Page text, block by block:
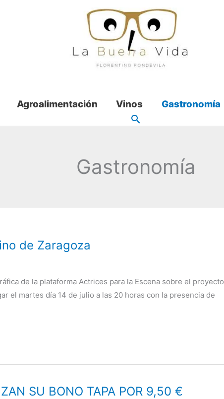
Agroalimentación Vinos Gastronomía
Gastronomía
de Zaragoza
de la plataforma Actrices para la Escena sobre el proyecto
el martes día 14 de julio a las 20 horas con la presencia de
SU BONO TAPA POR 9,50 €